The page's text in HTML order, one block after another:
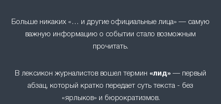
Больше никаких «… и другие официальные лица» — самую
важную информацию о событии стало возможным
прочитать.
В лексикон журналистов вошел термин «лид» — первый
абзац, который кратко передает суть текста - без
«ярлыков» и бюрократизмов.